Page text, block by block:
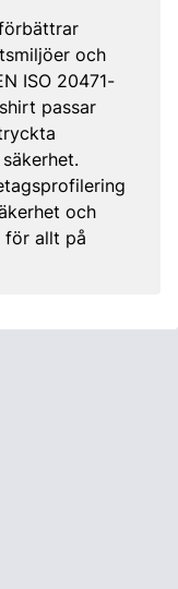
och
ISO 20471-
passar
och
för allt på